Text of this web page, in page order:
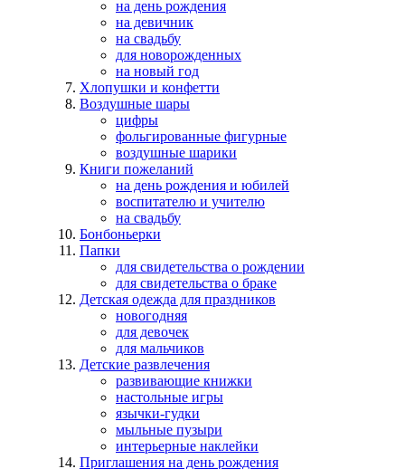
на день рождения
на девичник
на свадьбу
для новорожденных
на новый год
Хлопушки и конфетти
Воздушные шары
цифры
фольгированные фигурные
воздушные шарики
Книги пожеланий
на день рождения и юбилей
воспитателю и учителю
на свадьбу
Бонбоньерки
Папки
для свидетельства о рождении
для свидетельства о браке
Детская одежда для праздников
новогодняя
для девочек
для мальчиков
Детские развлечения
развивающие книжки
настольные игры
язычки-гудки
мыльные пузыри
интерьерные наклейки
Приглашения на день рождения